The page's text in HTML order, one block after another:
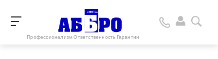
Профессионализм Ответственность Гарантии